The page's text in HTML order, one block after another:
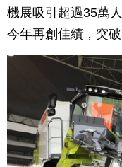
機展吸引超過35萬
今年再創佳績，突破